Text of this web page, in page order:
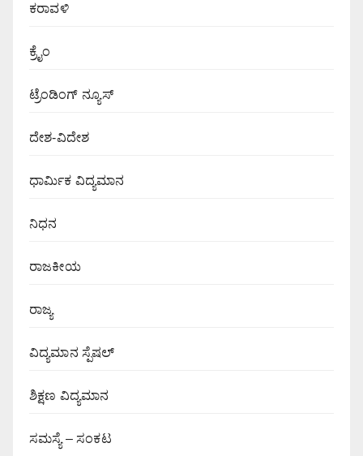
ಕರಾವಳಿ
ಕ್ರೈಂ
ಟ್ರೆಂಡಿಂಗ್ ನ್ಯೂಸ್
ದೇಶ-ವಿದೇಶ
ಧಾರ್ಮಿಕ ವಿದ್ಯಮಾನ
ನಿಧನ
ರಾಜಕೀಯ
ರಾಜ್ಯ
ವಿದ್ಯಮಾನ ಸ್ಪೆಷಲ್
ಶಿಕ್ಷಣ ವಿದ್ಯಮಾನ
ಸಮಸ್ಯೆ – ಸಂಕಟ